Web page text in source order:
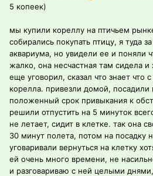
5 копеек)
мы купили кореллу на птичьем
собирались покупать птицу, я туда
аквариума, но увидели ее и поняли
жалко, она несчастная там сидела
еще уговорил, сказал что знает что
корелла. привезли домой,
положенный срок привыкания к
решили отпустить на 5 минуток
не летает, сидит в клетке. так она
30 минут полета, потом на посадку
уговаривали вернуться на клетку
ей очень много времени, не
и разговариваю с ней целыми днями,